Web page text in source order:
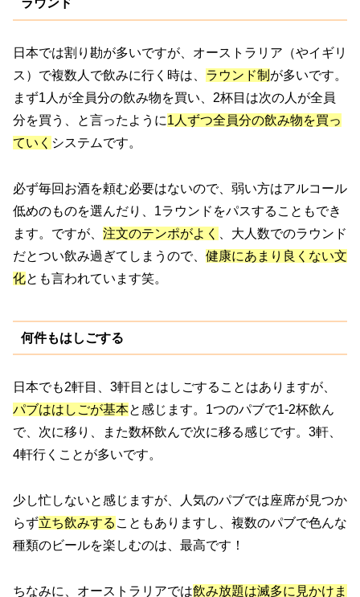
ラウンド
日本では割り勘が多いですが、オーストラリア（やイギリ
ス）で複数人で飲みに行く時は、 ラウンド制 が多いです。
まず1人が全員分の飲み物を買い、2杯目は次の人が全員
分を買う、と言ったように1人ずつ全員分の飲み物を買っ
ていく システムです。
必ず毎回お酒を頼む必要はないので、弱い方はアルコール
低めのものを選んだり、1ラウンドをパスすることもでき
ます。ですが、 注文のテンポがよく
、大人数でのラウンド
だとつい飲み過ぎてしまうので、 健康にあまり良くない文
化とも言われています笑。
何件もはしごする
日本でも2軒目、3軒目とはしごすることはありますが、
パブははしごが基本と感じます。1つのパブで1-2杯飲ん
で、次に移り、また数杯飲んで次に移る感じです。3軒、
4軒行くことが多いです。
少し忙しないと感じますが、人気のパブでは座席が見つか
らず立ち飲みする こともありますし、複数のパブで色んな
種類のビールを楽しむのは、最高です！
ちなみに、オーストラリアでは飲み放題は滅多に見かけま